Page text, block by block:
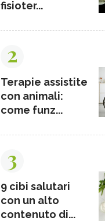
fisioter...
2
Terapie assistite
con animali:
come funz...
3
9 cibi salutari
con un alto
contenuto di...